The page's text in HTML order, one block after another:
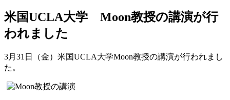
米国UCLA大学 Moon教授の講演が行
われました
3月31日（金）米国UCLA大学Moon教授の講演が行われまし
た。